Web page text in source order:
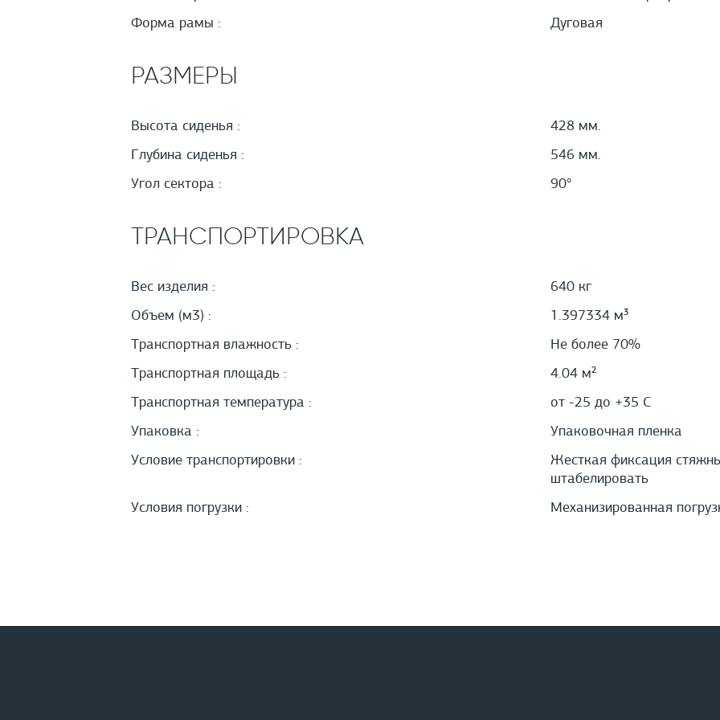
Форма рамы :
Дуговая
РАЗМЕРЫ
Высота сиденья :
428 мм.
Глубина сиденья :
546 мм.
Угол сектора :
90°
ТРАНСПОРТИРОВКА
Вес изделия :
640 кг
Объем (м3) :
1.397334 м³
Транспортная влажность :
Не более 70%
Транспортная площадь :
4.04 м²
Транспортная температура :
от -25 до +35 С
Упаковка :
Упаковочная пленка
Условие транспортировки :
Жесткая фиксация
штабелировать
Условия погрузки :
Механизированная